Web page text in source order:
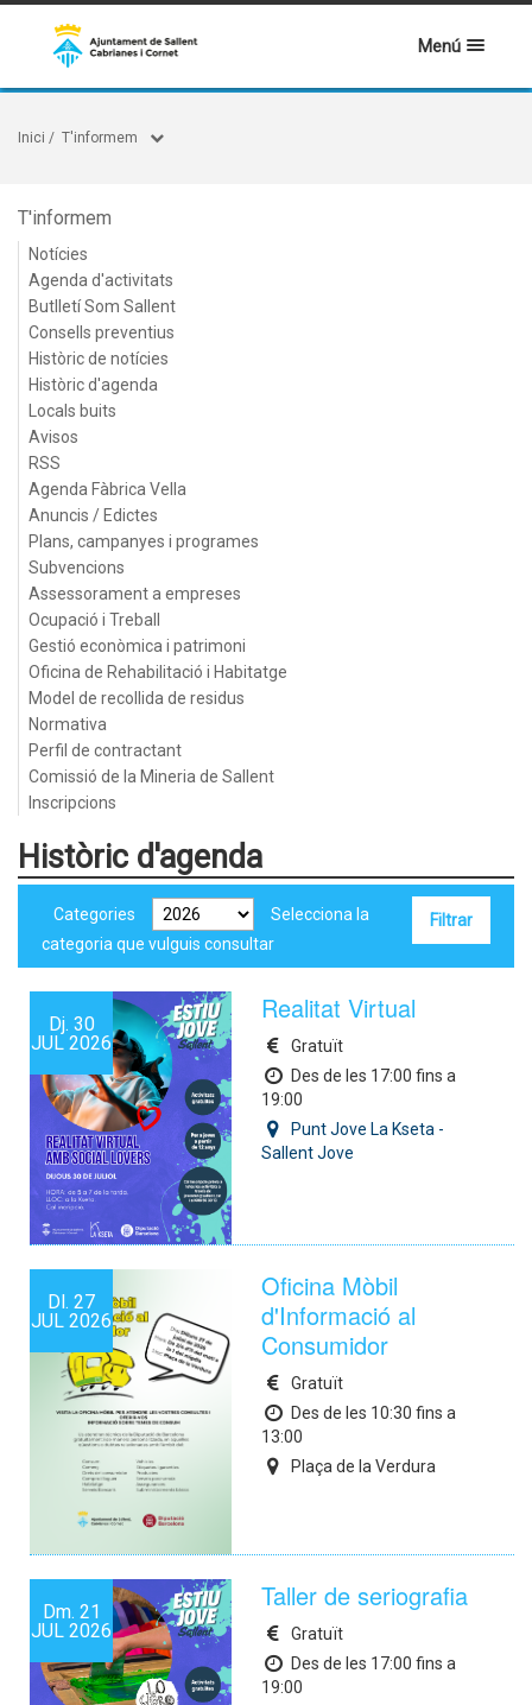
Menú
Inici / T'informem
T'informem
Notícies
Agenda d'activitats
Butlletí Som Sallent
Consells preventius
Històric de notícies
Històric d'agenda
Locals buits
Avisos
RSS
Agenda Fàbrica Vella
Anuncis / Edictes
Plans, campanyes i programes
Subvencions
Assessorament a empreses
Ocupació i Treball
Gestió econòmica i patrimoni
Oficina de Rehabilitació i Habitatge
Model de recollida de residus
Normativa
Perfil de contractant
Comissió de la Mineria de Sallent
Inscripcions
Històric d'agenda
Categories
Selecciona la
categoria que vulguis consultar
Dj. 30
JUL 2026
Realitat Virtual
Gratuït
Des de les 17:00 fins a
19:00
Punt Jove La Kseta -
Sallent Jove
Dl. 27
JUL 2026
Oficina Mòbil
d'Informació al
Consumidor
Gratuït
Des de les 10:30 fins a
13:00
Plaça de la Verdura
Dm. 21
JUL 2026
Taller de seriografia
Gratuït
Des de les 17:00 fins a
19:00